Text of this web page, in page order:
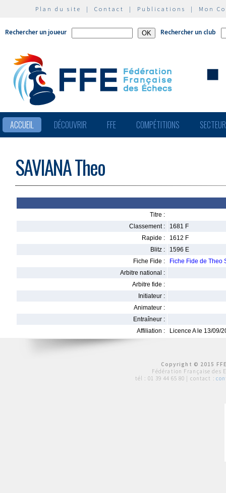
Plan du site | Contact | Publications | Mon
Rechercher un joueur Rechercher un club
ACCUEIL DÉCOUVRIR FFE COMPÉTITIONS
SAVIANA Theo
Titre :
Classement :
1681 F
Rapide :
1612 F
Blitz :
1596 E
Fiche Fide :
Fiche Fide de Theo
Arbitre national :
Arbitre fide :
Initiateur :
Animateur :
Entraîneur :
Affiliation :
Licence A le 13/09/
Copyright © 2015
Fédération Française des
tél : 01 39 44 65 80 | contact :